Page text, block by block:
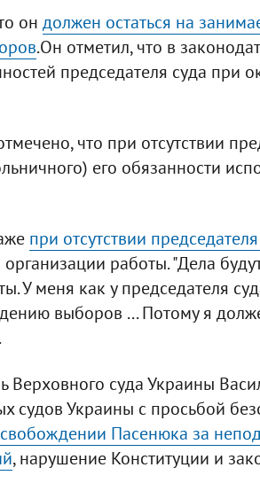
он должен остаться на
.Он отметил, что в
председателя суда при
что при отсутствии
его обязанности
при отсутствии
работы. "Дела
У меня как у председателя
выборов ... Потому я
Верховного суда Украины
судов Украины с просьбой
Пасенюка за
, нарушение Конституции и